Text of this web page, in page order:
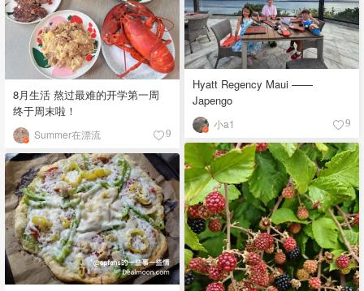
Hyatt Regency Maui ——
Japengo
小a1 9
8月生活 熬过最难的开学第一周
终于周末啦！
Summer在漂流 9